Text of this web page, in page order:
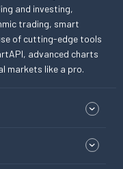
and investing,
trading, smart
of cutting-edge tools
advanced charts
markets like a pro.